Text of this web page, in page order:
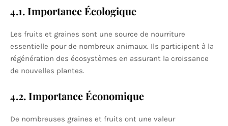
4.1. Importance Écologique
Les fruits et graines sont une source de nourriture
essentielle pour de nombreux animaux. Ils participent à la
régénération des écosystèmes en assurant la croissance
de nouvelles plantes.
4.2. Importance Économique
De nombreuses graines et fruits ont une valeur